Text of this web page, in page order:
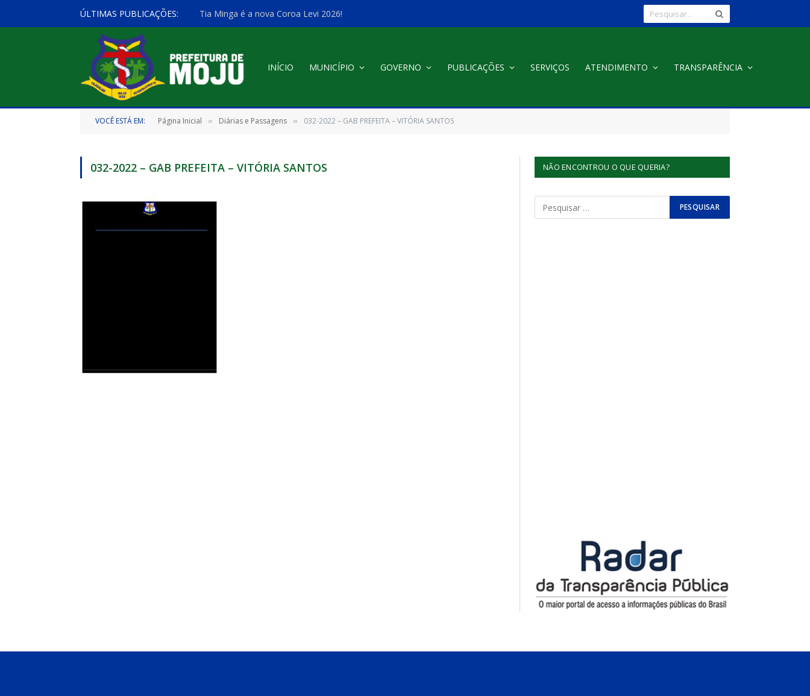
ÚLTIMAS PUBLICAÇÕES: Tia Minga é a nova Coroa Levi 2026!
INÍCIO MUNICÍPIO GOVERNO PUBLICAÇÕES SERVIÇOS ATENDIMENTO TRANSPARÊNCIA
VOCÊ ESTÁ EM: Página Inicial » Diárias e Passagens » 032-2022 – GAB PREFEITA – VITÓRIA SANTOS
032-2022 – GAB PREFEITA – VITÓRIA SANTOS NÃO ENCONTROU O QUE QUERIA?